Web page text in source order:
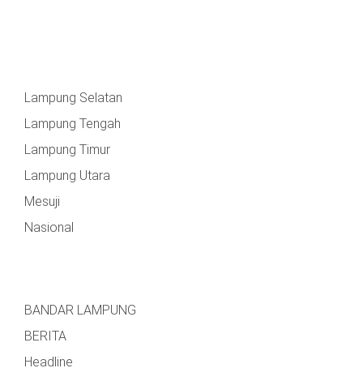
Lampung Selatan
Lampung Tengah
Lampung Timur
Lampung Utara
Mesuji
Nasional
BANDAR LAMPUNG
BERITA
Headline